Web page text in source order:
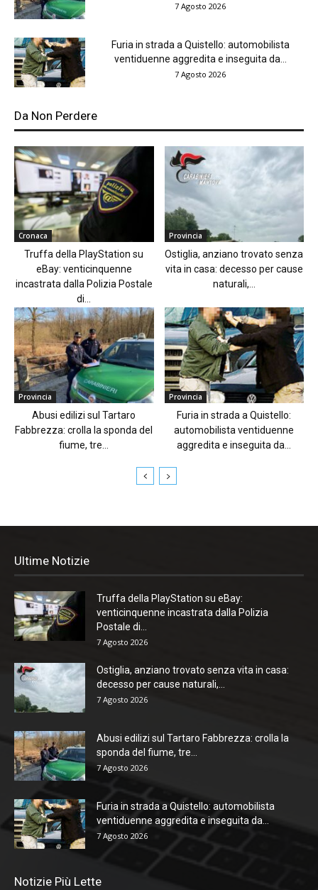
7 Agosto 2026
Furia in strada a Quistello: automobilista
ventiduenne aggredita e inseguita da...
7 Agosto 2026
Da Non Perdere
Cronaca
Truffa della PlayStation su
eBay: venticinquenne
incastrata dalla Polizia Postale
di...
Provincia
Ostiglia, anziano trovato senza
vita in casa: decesso per cause
naturali,...
Provincia
Abusi edilizi sul Tartaro
Fabbrezza: crolla la sponda del
fiume, tre...
Provincia
Furia in strada a Quistello:
automobilista ventiduenne
aggredita e inseguita da...
Ultime Notizie
Truffa della PlayStation su eBay:
venticinquenne incastrata dalla Polizia
Postale di...
7 Agosto 2026
Ostiglia, anziano trovato senza vita in casa:
decesso per cause naturali,...
7 Agosto 2026
Abusi edilizi sul Tartaro Fabbrezza: crolla la
sponda del fiume, tre...
7 Agosto 2026
Furia in strada a Quistello: automobilista
ventiduenne aggredita e inseguita da...
7 Agosto 2026
Notizie Più Lette